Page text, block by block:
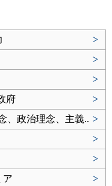
>
>
>
府
>
、政治理念、主義.. >
>
>
ア
>